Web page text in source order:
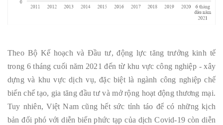
Theo Bộ Kế hoạch và Đầu tư, động lực tăng trưởng kinh tế
trong 6 tháng cuối năm 2021 đến từ khu vực công nghiệp - xây
dựng và khu vực dịch vụ, đặc biệt là ngành công nghiệp chế
biến chế tạo, gia tăng đầu tư và mở rộng hoạt động thương mại.
Tuy nhiên, Việt Nam cũng hết sức tỉnh táo để có những kịch
bản đối phó với diễn biến phức tạp của dịch Covid-19 còn diễn